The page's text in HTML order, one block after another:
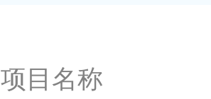
项目名称